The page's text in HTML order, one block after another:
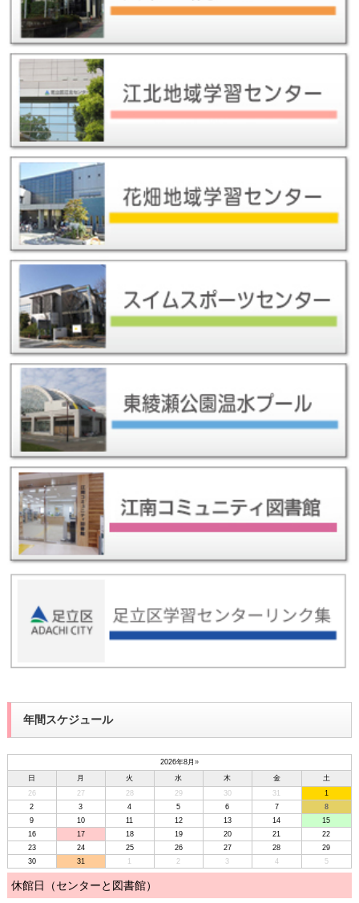
年間スケジュール
2026年8月 »
日
月 火 水 木 金
土
26
27 28 29 30 31
1
2
3 4 5 6 7
8
9
10 11 12 13 14
15
16
17 18 19 20 21
22
23
24 25 26 27 28
29
30
31 2 3 4 5
休館日（センターと図書館）